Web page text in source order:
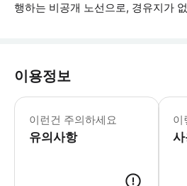
행하는 비공개 노선으로, 경유지가
이용정보
이런건 주의하세요
유의사항
항공
이
사